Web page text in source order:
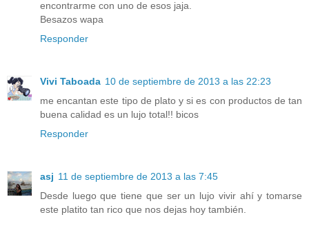
encontrarme con uno de esos jaja.
Besazos wapa
Responder
Vivi Taboada 10 de septiembre de 2013 a las 22:23
me encantan este tipo de plato y si es con productos de tan
buena calidad es un lujo total!! bicos
Responder
asj 11 de septiembre de 2013 a las 7:45
Desde luego que tiene que ser un lujo vivir ahí y tomarse
este platito tan rico que nos dejas hoy también.